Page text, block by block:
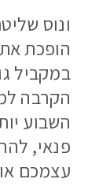
ונוס
הופכת
במקביל
הקרבה
השבוע
פנאי,
עצמכם